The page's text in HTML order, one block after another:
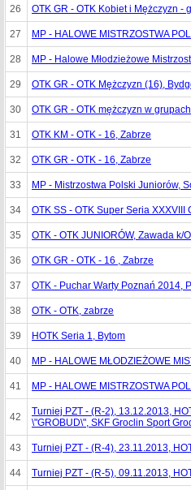
26 OTK GR - OTK Kobiet i Mężczyzn -
27 MP - HALOWE MISTRZOSTWA
28 MP - Halowe Młodzieżowe
29 OTK GR - OTK Mężczyzn (16),
30 OTK GR - OTK mężczyzn w
31 OTK KM - OTK - 16, Zabrze
32 OTK GR - OTK - 16, Zabrze
33 MP - Mistrzostwa Polski Juniorów,
34 OTK SS - OTK Super Seria XXXVIII
35 OTK - OTK JUNIORÓW, Zawada k/
36 OTK GR - OTK - 16 , Zabrze
37 OTK - Puchar Warty Poznań 2014,
38 OTK - OTK, zabrze
39 HOTK Seria 1, Bytom
40 MP - HALOWE MŁODZIEŻOWE
41 MP - HALOWE MISTRZOSTWA
42
Turniej PZT - (R-2), 13.12.2013,
\"GROBUD\", SKF Groclin Sport
43 Turniej PZT - (R-4), 23.11.2013,
44 Turniej PZT - (R-5), 09.11.2013,